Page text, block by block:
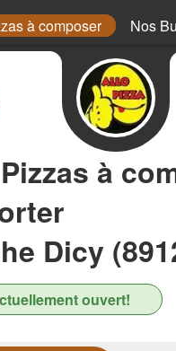
à composer Nos
à
Dicy
ouvert!